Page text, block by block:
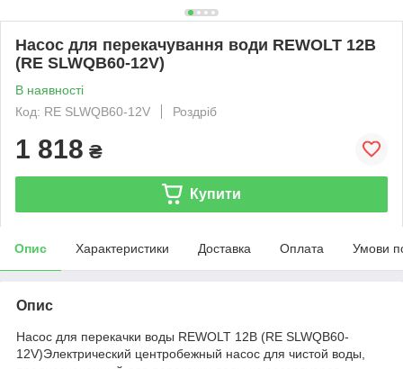
Насос для перекачування води REWOLT 12В
(RE SLWQB60-12V)
В наявності
Код: RE SLWQB60-12V
Роздріб
1 818 ₴
Купити
Опис Характеристики Доставка Оплата Умови
Опис
Насос для перекачки воды REWOLT 12В (RE SLWQB60-
12V)Электрический центробежный насос для чистой воды,